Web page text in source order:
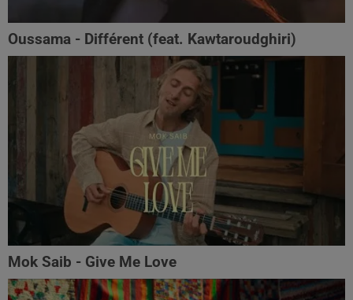
Oussama - Différent (feat. Kawtaroudghiri‬)
Mok Saib - Give Me Love